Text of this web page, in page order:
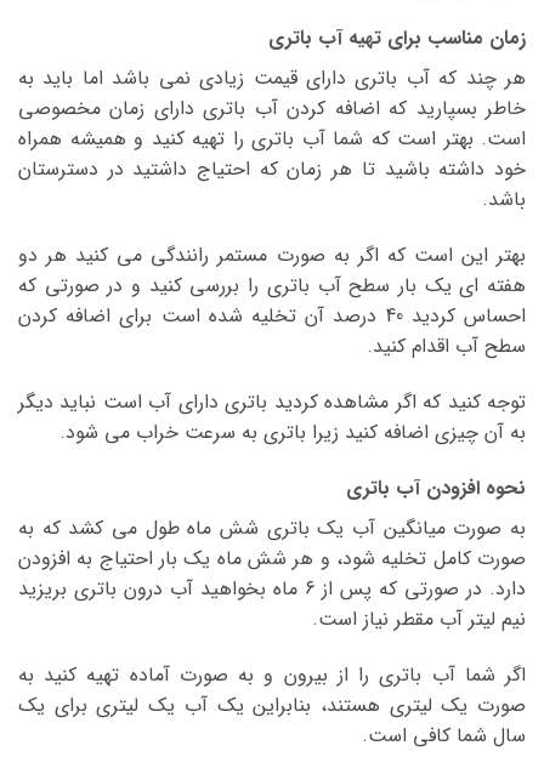
زمان مناسب برای تهیه آب باتری
هر چند که آب باتری دارای قیمت زیادی نمی باشد اما باید به
خاطر بسپارید که اضافه کردن آب باتری دارای زمان مخصوصی
است. بهتر است که شما آب باتری را تهیه کنید و همیشه همراه
خود داشته باشید تا هر زمان که احتیاج داشتید در دسترستان
باشد.
بهتر این است که اگر به صورت مستمر رانندگی می کنید هر دو
هفته ای یک بار سطح آب باتری را بررسی کنید و در صورتی که
احساس کردید 40 درصد آن تخلیه شده است برای اضافه کردن
سطح آب اقدام کنید.
توجه کنید که اگر مشاهده کردید باتری دارای آب است نباید دیگر
به آن چیزی اضافه کنید زیرا باتری به سرعت خراب می شود.
نحوه افزودن آب باتری
به صورت میانگین آب یک باتری شش ماه طول می کشد که به
صورت کامل تخلیه شود، و هر شش ماه یک بار احتیاج به افزودن
دارد. در صورتی که پس از 6 ماه بخواهید آب درون باتری بریزید
نیم لیتر آب مقطر نیاز است.
اگر شما آب باتری را از بیرون و به صورت آماده تهیه کنید به
صورت یک لیتری هستند، بنابراین یک آب یک لیتری برای یک
سال شما کافی است.